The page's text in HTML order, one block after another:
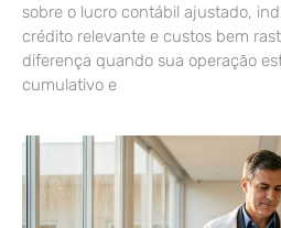
sobre o lucro contábil ajustado,
crédito relevante e custos bem
diferença quando sua operação
cumulativo e